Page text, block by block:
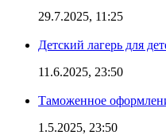
29.7.2025, 11:25
Детский лагерь для
11.6.2025, 23:50
Таможенное
1.5.2025, 23:50